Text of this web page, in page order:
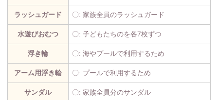
ラッシュガード 〇: 家族全員のラッシュガード
水遊びおむつ 〇: 子どもたちのを各7枚ずつ
浮き輪 〇: 海やプールで利用するため
アーム用浮き輪 〇: プールで利用するため
サンダル 〇: 家族全員分のサンダル